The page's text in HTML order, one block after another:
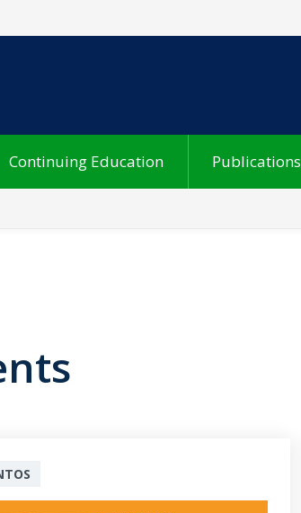
Continuing Education Publications